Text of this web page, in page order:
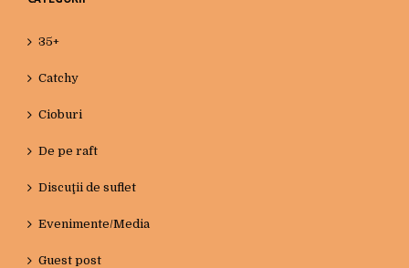
35+
Catchy
Cioburi
De pe raft
Discuţii de suflet
Evenimente/Media
Guest post